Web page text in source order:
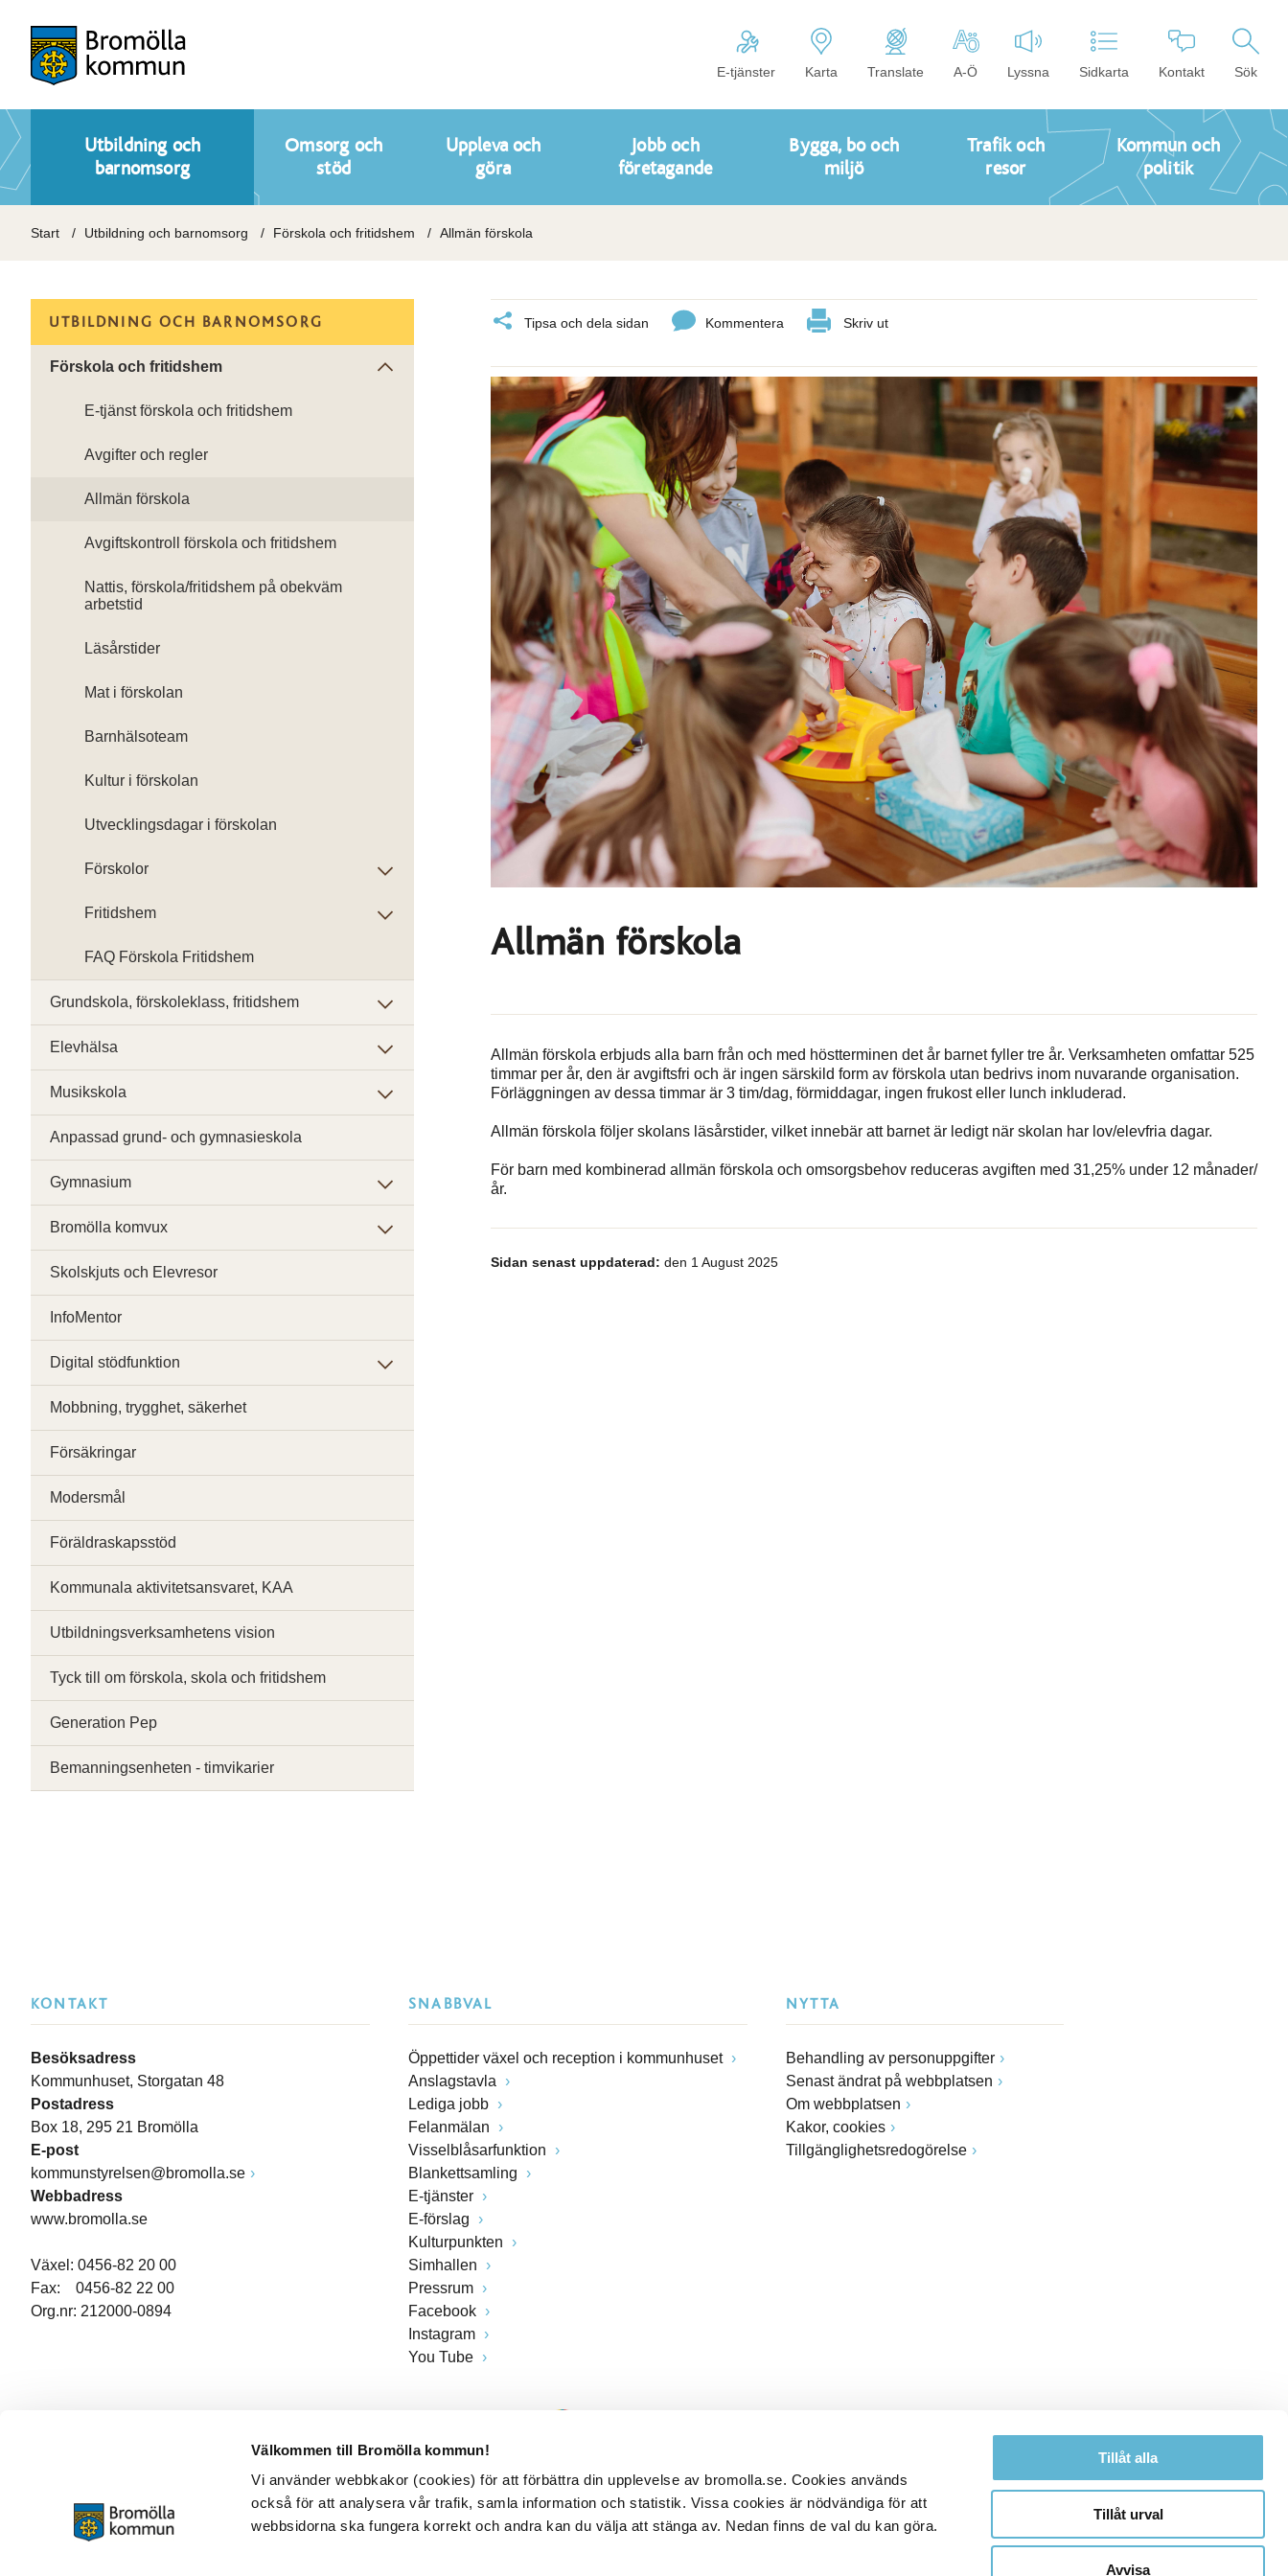
Välkommen till Bromölla kommun!
Vi använder webbkakor (cookies) för att förbättra din upplevelse av bromolla.se. Cookies används
också för att analysera vår trafik, samla information och statistik. Vissa cookies är nödvändiga för att
webbsidorna ska fungera korrekt och andra kan du välja att stänga av. Nedan finns de val du kan göra.
Tillåt alla
Tillåt urval
Avvisa
E-tjänster Karta Translate A-Ö Lyssna Sidkarta Kontakt Sök
Utbildning och
barnomsorg
Omsorg och
stöd
Uppleva och
göra
Jobb och
företagande
Bygga, bo och
miljö
Trafik och
resor
Kommun och
politik
Start Utbildning och barnomsorg Förskola och fritidshem Allmän förskola
Tipsa och dela sidan Kommentera Skriv ut
Allmän förskola
Allmän förskola erbjuds alla barn från och med höstterminen det år barnet fyller tre år. Verksamheten omfattar 525
timmar per år, den är avgiftsfri och är ingen särskild form av förskola utan bedrivs inom nuvarande organisation.
Förläggningen av dessa timmar är 3 tim/dag, förmiddagar, ingen frukost eller lunch inkluderad.
Allmän förskola följer skolans läsårstider, vilket innebär att barnet är ledigt när skolan har lov/elevfria dagar.
För barn med kombinerad allmän förskola och omsorgsbehov reduceras avgiften med 31,25% under 12 månader/
år.
Sidan senast uppdaterad: den 1 August 2025
UTBILDNING OCH BARNOMSORG
Förskola och fritidshem
E-tjänst förskola och fritidshem
Avgifter och regler
Allmän förskola
Avgiftskontroll förskola och fritidshem
Nattis, förskola/fritidshem på obekväm
arbetstid
Läsårstider
Mat i förskolan
Barnhälsoteam
Kultur i förskolan
Utvecklingsdagar i förskolan
Förskolor
Fritidshem
FAQ Förskola Fritidshem
Grundskola, förskoleklass, fritidshem
Elevhälsa
Musikskola
Anpassad grund- och gymnasieskola
Gymnasium
Bromölla komvux
Skolskjuts och Elevresor
InfoMentor
Digital stödfunktion
Mobbning, trygghet, säkerhet
Försäkringar
Modersmål
Föräldraskapsstöd
Kommunala aktivitetsansvaret, KAA
Utbildningsverksamhetens vision
Tyck till om förskola, skola och fritidshem
Generation Pep
Bemanningsenheten - timvikarier
KONTAKT
Besöksadress
Kommunhuset, Storgatan 48
Postadress
Box 18, 295 21 Bromölla
E-post
kommunstyrelsen@bromolla.se
Webbadress
www.bromolla.se
Växel: 0456-82 20 00
Fax: 0456-82 22 00
Org.nr: 212000-0894
SNABBVAL
Öppettider växel och reception i kommunhuset
Anslagstavla
Lediga jobb
Felanmälan
Visselblåsarfunktion
Blankettsamling
E-tjänster
E-förslag
Kulturpunkten
Simhallen
Pressrum
Facebook
Instagram
You Tube
NYTTA
Behandling av personuppgifter
Senast ändrat på webbplatsen
Om webbplatsen
Kakor, cookies
Tillgänglighetsredogörelse